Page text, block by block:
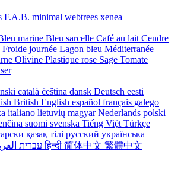
F.A.B. minimal webtrees xenea
marine Bleu sarcelle Café au lait Cendre
Froide journée Lagon bleu Méditerranée
Olivine Plastique rose Sage Tomate
català čeština dansk Deutsch eesti
British English español français galego
italiano lietuvių magyarNederlands polski
suomi svenska Tiếng Việt Türkçe
қазақ тілі русский українська
עברית العربيةहिन्दी 简体中文 繁體中文